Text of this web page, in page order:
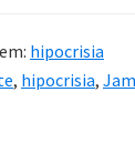
hipocrisia
, hipocrisia,